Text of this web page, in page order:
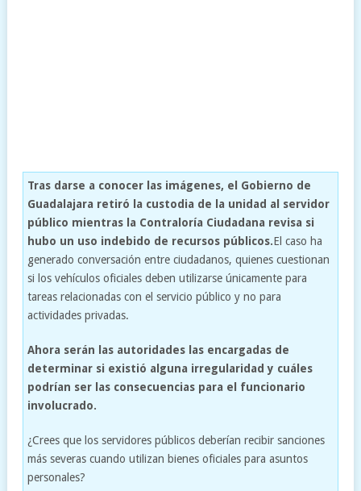
Tras darse a conocer las imágenes, el Gobierno de
Guadalajara retiró la custodia de la unidad al servidor
público mientras la Contraloría Ciudadana revisa si
hubo un uso indebido de recursos públicos.El caso ha
generado conversación entre ciudadanos, quienes cuestionan
si los vehículos oficiales deben utilizarse únicamente para
tareas relacionadas con el servicio público y no para
actividades privadas.
Ahora serán las autoridades las encargadas de
determinar si existió alguna irregularidad y cuáles
podrían ser las consecuencias para el funcionario
involucrado.
¿Crees que los servidores públicos deberían recibir sanciones
más severas cuando utilizan bienes oficiales para asuntos
personales?